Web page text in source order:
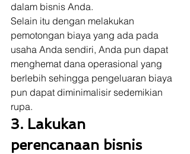
dalam bisnis Anda.
Selain itu dengan melakukan
pemotongan biaya yang ada pada
usaha Anda sendiri, Anda pun dapat
menghemat dana operasional yang
berlebih sehingga pengeluaran biaya
pun dapat diminimalisir sedemikian
rupa.
3. Lakukan
perencanaan bisnis